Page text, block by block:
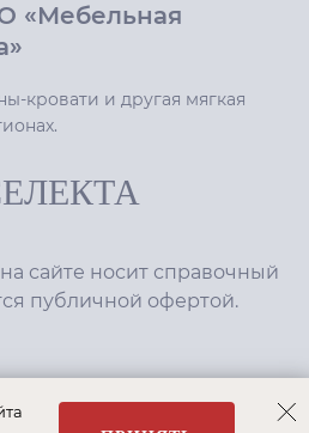
«Мебельная
кровати и другая мягкая
сайте носит справочный
публичной офертой.